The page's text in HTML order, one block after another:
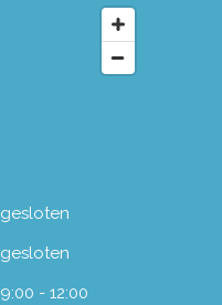
gesloten
gesloten
9:00 - 12:00